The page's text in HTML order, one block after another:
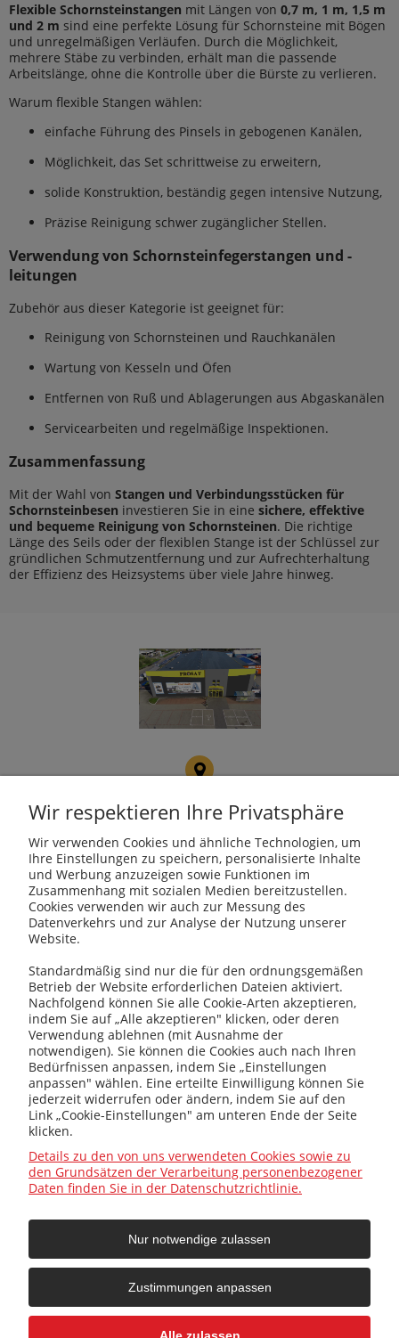
Flexible Schornsteinstangen mit Längen von 0,7 m, 1 m, 1,5 m
und 2 m sind eine perfekte Lösung für Schornsteine mit Bögen
und unregelmäßigen Verläufen. Durch die Möglichkeit,
mehrere Stäbe zu verbinden, erhält man die passende
Arbeitslänge, ohne die Kontrolle über die Bürste zu verlieren.
Warum flexible Stangen wählen:
einfache Führung des Pinsels in gebogenen Kanälen,
Möglichkeit, das Set schrittweise zu erweitern,
solide Konstruktion, beständig gegen intensive Nutzung,
Präzise Reinigung schwer zugänglicher Stellen.
Verwendung von Schornsteinfegerstangen und -
leitungen
Zubehör aus dieser Kategorie ist geeignet für:
Reinigung von Schornsteinen und Rauchkanälen
Wartung von Kesseln und Öfen
Entfernen von Ruß und Ablagerungen aus Abgaskanälen
Servicearbeiten und regelmäßige Inspektionen.
Zusammenfassung
Mit der Wahl von Stangen und Verbindungsstücken für
Schornsteinbesen investieren Sie in eine sichere, effektive
und bequeme Reinigung von Schornsteinen. Die richtige
Länge des Seils oder der flexiblen Stange ist der Schlüssel zur
gründlichen Schmutzentfernung und zur Aufrechterhaltung
der Effizienz des Heizsystems über viele Jahre hinweg.
ul. Rudzka 107, 47-400
kotly@kotly.com.pl
+48 32 419 01 20
+48 32 415 31 65
Allgemein
Hilfe
Ihr Konto
Wir respektieren Ihre Privatsphäre
Wir verwenden Cookies und ähnliche Technologien, um
Ihre Einstellungen zu speichern, personalisierte Inhalte
und Werbung anzuzeigen sowie Funktionen im
Zusammenhang mit sozialen Medien bereitzustellen.
Cookies verwenden wir auch zur Messung des
Datenverkehrs und zur Analyse der Nutzung unserer
Website.
Standardmäßig sind nur die für den ordnungsgemäßen
Betrieb der Website erforderlichen Dateien aktiviert.
Nachfolgend können Sie alle Cookie-Arten akzeptieren,
indem Sie auf „Alle akzeptieren" klicken, oder deren
Verwendung ablehnen (mit Ausnahme der
notwendigen). Sie können die Cookies auch nach Ihren
Bedürfnissen anpassen, indem Sie „Einstellungen
anpassen" wählen. Eine erteilte Einwilligung können Sie
jederzeit widerrufen oder ändern, indem Sie auf den
Link „Cookie-Einstellungen" am unteren Ende der Seite
klicken.
Details zu den von uns verwendeten Cookies sowie zu
den Grundsätzen der Verarbeitung personenbezogener
Daten finden Sie in der Datenschutzrichtlinie.
Nur notwendige zulassen
Zustimmungen anpassen